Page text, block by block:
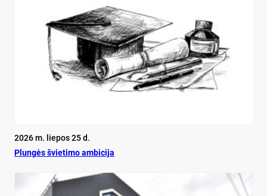
2026 m. liepos 25 d.
Plun­gės švie­ti­mo am­bi­ci­ja